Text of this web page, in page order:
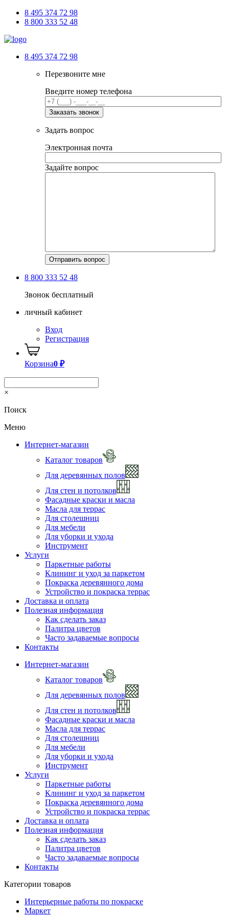
8 495 374 72 98
8 800 333 52 48
8 495 374 72 98
Перезвоните мне
Введите номер телефона
Задать вопрос
Электронная почта
Задайте вопрос
8 800 333 52 48
Звонок бесплатный
личный кабинет
Вход
Регистрация
Корзина0 ₽
×
Поиск
Меню
Интернет-магазин
Каталог товаров
Для деревянных полов
Для стен и потолков
Фасадные краски и масла
Масла для террас
Для столешниц
Для мебели
Для уборки и ухода
Инструмент
Услуги
Паркетные работы
Клининг и уход за паркетом
Покраска деревянного дома
Устройство и покраска террас
Доставка и оплата
Полезная информация
Как сделать заказ
Палитра цветов
Часто задаваемые вопросы
Контакты
Интернет-магазин
Каталог товаров
Для деревянных полов
Для стен и потолков
Фасадные краски и масла
Масла для террас
Для столешниц
Для мебели
Для уборки и ухода
Инструмент
Услуги
Паркетные работы
Клининг и уход за паркетом
Покраска деревянного дома
Устройство и покраска террас
Доставка и оплата
Полезная информация
Как сделать заказ
Палитра цветов
Часто задаваемые вопросы
Контакты
Категории товаров
Интерьерные работы по покраске
Маркет